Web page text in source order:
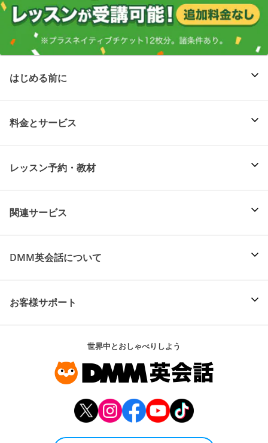
はじめる前に
料金とサービス
レッスン予約・教材
関連サービス
DMM英会話について
お客様サポート
世界中とおしゃべりしよう